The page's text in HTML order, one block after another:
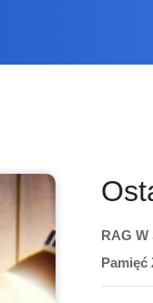
RAG W
Pamięć